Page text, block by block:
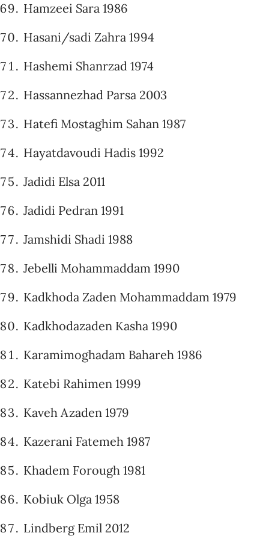
Hamzeei Sara 1986
Hasani/sadi Zahra 1994
Hashemi Shanrzad 1974
Hassannezhad Parsa 2003
Hatefi Mostaghim Sahan 1987
Hayatdavoudi Hadis 1992
Jadidi Elsa 2011
Jadidi Pedran 1991
Jamshidi Shadi 1988
Jebelli Mohammaddam 1990
Kadkhoda Zaden Mohammaddam 1979
Kadkhodazaden Kasha 1990
Karamimoghadam Bahareh 1986
Katebi Rahimen 1999
Kaveh Azaden 1979
Kazerani Fatemeh 1987
Khadem Forough 1981
Kobiuk Olga 1958
Lindberg Emil 2012